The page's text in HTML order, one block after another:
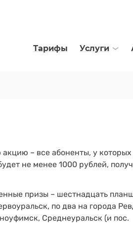
Тарифы Услуги
– все абоненты, у которых
не менее 1000 рублей,
призы – шестнадцать
по два на города
Среднеуральск (и пос.